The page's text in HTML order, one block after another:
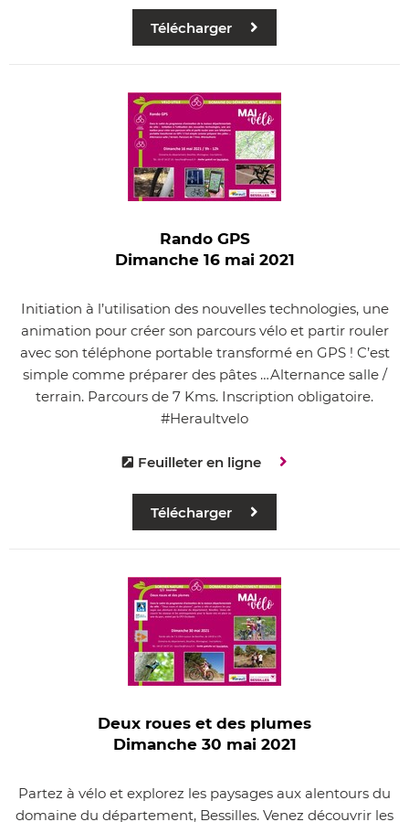
Télécharger
Rando GPS
Dimanche 16 mai 2021
Initiation à l’utilisation des nouvelles technologies, une
animation pour créer son parcours vélo et partir rouler
avec son téléphone portable transformé en GPS ! C’est
simple comme préparer des pâtes …Alternance salle /
terrain. Parcours de 7 Kms. Inscription obligatoire.
#Heraultvelo
Feuilleter en ligne
Télécharger
Deux roues et des plumes
Dimanche 30 mai 2021
Partez à vélo et explorez les paysages aux alentours du
domaine du département, Bessilles. Venez découvrir les